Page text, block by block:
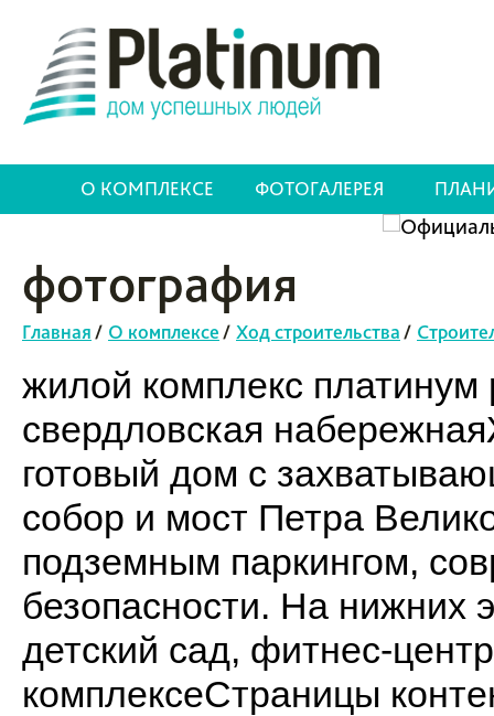
О КОМПЛЕКСЕ ФОТОГАЛЕРЕЯ
фотография
Главная / О комплексе / Ход строительства /
жилой комплекс платинум
свердловская
готовый дом с
собор и мост Петра
подземным паркингом,
безопасности. На нижних
детский сад, фитнес-
комплексеСтраницы